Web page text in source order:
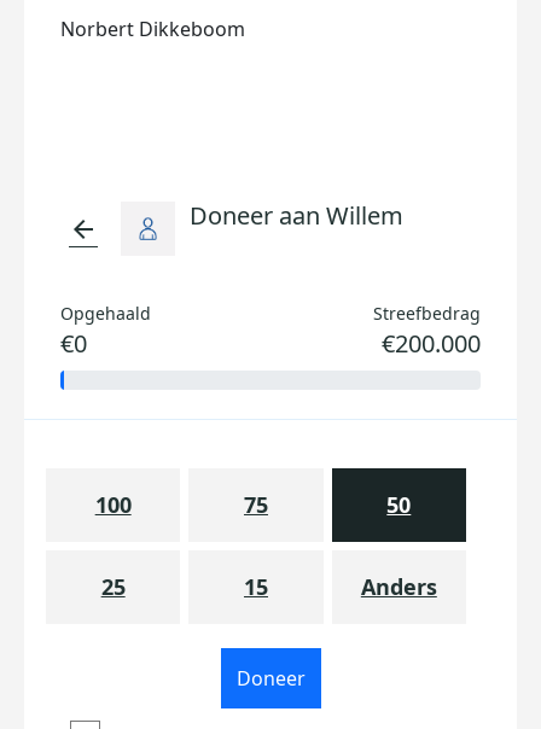
Norbert Dikkeboom
arrow_back Doneer aan Willem
Opgehaald
€0
Streefbedrag
€200.000
100 75 50
25 15 Anders
Doneer